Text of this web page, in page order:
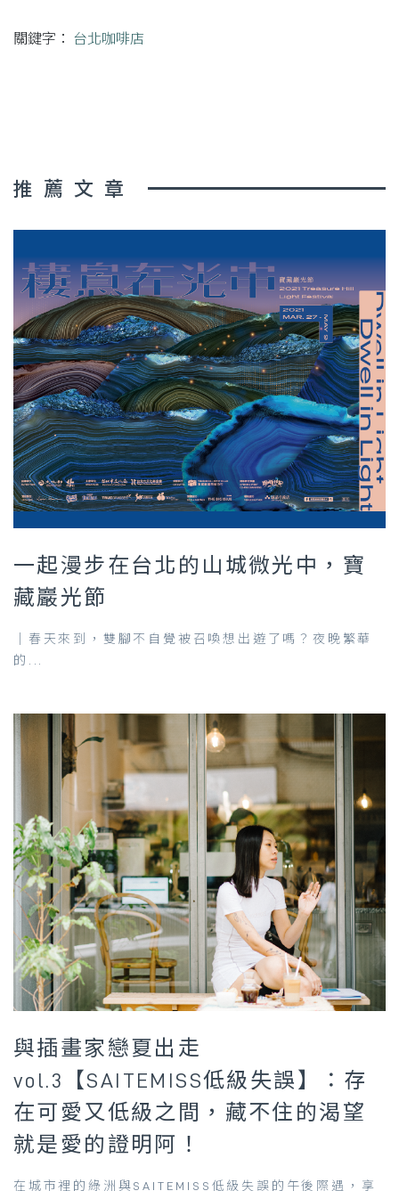
關鍵字： 台北咖啡店
推薦文章
一起漫步在台北的山城微光中，寶
藏巖光節
｜春天來到，雙腳不自覺被召喚想出遊了嗎？夜晚繁華
的...
與插畫家戀夏出走
vol.3【SAITEMISS低級失誤】：存
在可愛又低級之間，藏不住的渴望
就是愛的證明阿！
在城市裡的綠洲與SAITEMISS低級失誤的午後際遇，享